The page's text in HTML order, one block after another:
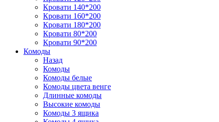
Кровати 140*200
Кровати 160*200
Кровати 180*200
Кровати 80*200
Кровати 90*200
Комоды
Назад
Комоды
Комоды белые
Комоды цвета венге
Длинные комоды
Высокие комоды
Комоды 3 ящика